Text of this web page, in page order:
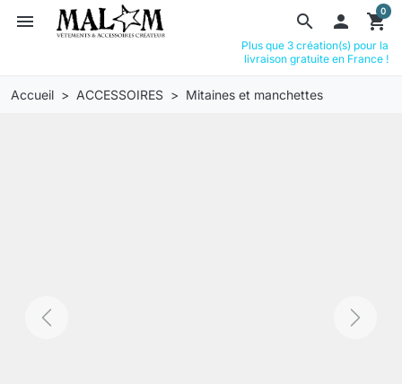
search
menu  shopping_cart
0
Plus que 3 création(s) pour la
livraison gratuite en France !
Accueil ACCESSOIRES Mitaines et manchettes
Previous Next